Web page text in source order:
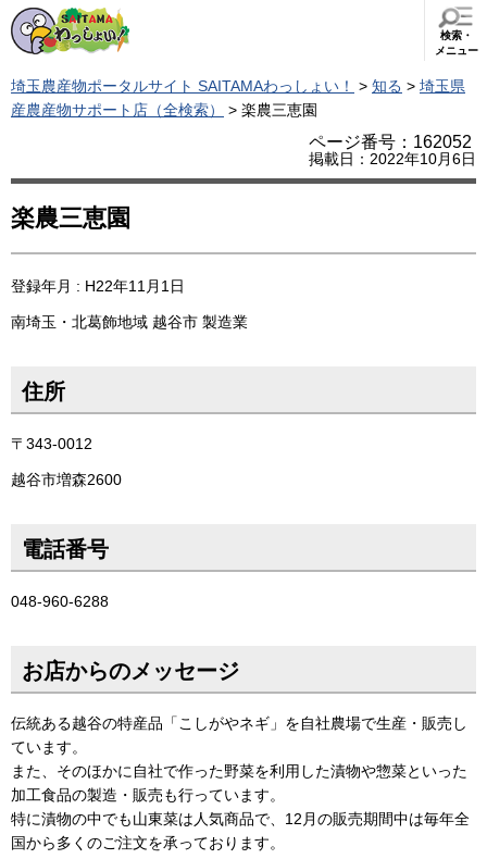
検索・
メニュー
埼玉農産物ポータルサイト SAITAMAわっしょい！ > 知る > 埼玉県
産農産物サポート店（全検索）
> 楽農三恵園
ページ番号：162052
掲載日：2022年10月6日
楽農三恵園
登録年月 : H22年11月1日
南埼玉・北葛飾地域 越谷市 製造業
住所
〒343-0012
越谷市増森2600
電話番号
048-960-6288
お店からのメッセージ
伝統ある越谷の特産品「こしがやネギ」を自社農場で生産・販売し
ています。
また、そのほかに自社で作った野菜を利用した漬物や惣菜といった
加工食品の製造・販売も行っています。
特に漬物の中でも山東菜は人気商品で、12月の販売期間中は毎年全
国から多くのご注文を承っております。